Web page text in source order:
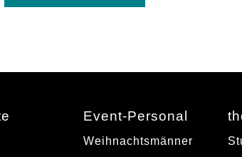
Event-Personal
Weihnachtsmänner